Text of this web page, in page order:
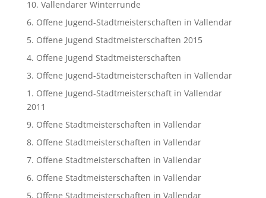
10. Vallendarer Winterrunde
6. Offene Jugend-Stadtmeisterschaften in Vallendar
5. Offene Jugend Stadtmeisterschaften 2015
4. Offene Jugend Stadtmeisterschaften
3. Offene Jugend-Stadtmeisterschaften in Vallendar
1. Offene Jugend-Stadtmeisterschaft in Vallendar
2011
9. Offene Stadtmeisterschaften in Vallendar
8. Offene Stadtmeisterschaften in Vallendar
7. Offene Stadtmeisterschaften in Vallendar
6. Offene Stadtmeisterschaften in Vallendar
5. Offene Stadtmeisterschaften in Vallendar